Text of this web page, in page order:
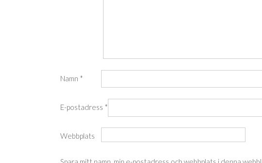
Namn *
E-postadress *
Webbplats